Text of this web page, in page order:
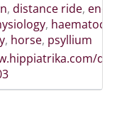
, distance ride,
, haematocrit
, horse, psyllium